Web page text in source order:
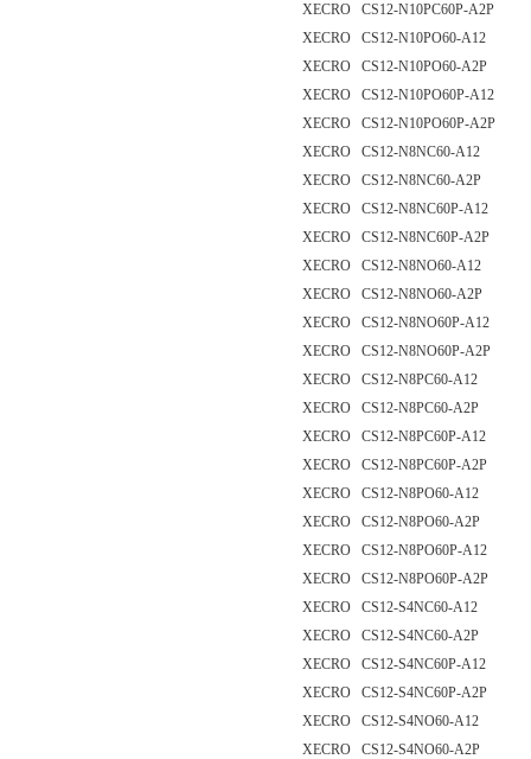
XECRO CS12-N10PC60P-A2P
XECRO CS12-N10PO60-A12
XECRO CS12-N10PO60-A2P
XECRO CS12-N10PO60P-A12
XECRO CS12-N10PO60P-A2P
XECRO CS12-N8NC60-A12
XECRO CS12-N8NC60-A2P
XECRO CS12-N8NC60P-A12
XECRO CS12-N8NC60P-A2P
XECRO CS12-N8NO60-A12
XECRO CS12-N8NO60-A2P
XECRO CS12-N8NO60P-A12
XECRO CS12-N8NO60P-A2P
XECRO CS12-N8PC60-A12
XECRO CS12-N8PC60-A2P
XECRO CS12-N8PC60P-A12
XECRO CS12-N8PC60P-A2P
XECRO CS12-N8PO60-A12
XECRO CS12-N8PO60-A2P
XECRO CS12-N8PO60P-A12
XECRO CS12-N8PO60P-A2P
XECRO CS12-S4NC60-A12
XECRO CS12-S4NC60-A2P
XECRO CS12-S4NC60P-A12
XECRO CS12-S4NC60P-A2P
XECRO CS12-S4NO60-A12
XECRO CS12-S4NO60-A2P